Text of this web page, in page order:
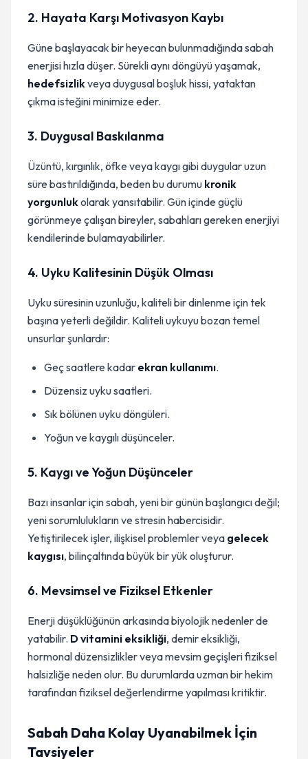
2. Hayata Karşı Motivasyon Kaybı
Güne başlayacak bir heyecan bulunmadığında sabah
enerjisi hızla düşer. Sürekli aynı döngüyü yaşamak,
hedefsizlikveya duygusal boşluk hissi, yataktan
çıkma isteğini minimize eder.
3. Duygusal Baskılanma
Üzüntü, kırgınlık, öfke veya kaygı gibi duygular uzun
süre bastırıldığında, beden bu durumu kronik
yorgunlukolarak yansıtabilir. Gün içinde güçlü
görünmeye çalışan bireyler, sabahları gereken enerjiyi
kendilerinde bulamayabilirler.
4. Uyku Kalitesinin Düşük Olması
Uyku süresinin uzunluğu, kaliteli bir dinlenme için tek
başına yeterli değildir. Kaliteli uykuyu bozan temel
unsurlar şunlardır:
Geç saatlere kadar ekran kullanımı.
Düzensiz uyku saatleri.
Sık bölünen uyku döngüleri.
Yoğun ve kaygılı düşünceler.
5. Kaygı ve Yoğun Düşünceler
Bazı insanlar için sabah, yeni bir günün başlangıcı değil;
yeni sorumlulukların ve stresin habercisidir.
Yetiştirilecek işler, ilişkisel problemler veya gelecek
kaygısı, bilinçaltında büyük bir yük oluşturur.
6. Mevsimsel ve Fiziksel Etkenler
Enerji düşüklüğünün arkasında biyolojik nedenler de
yatabilir. D vitamini eksikliği, demir eksikliği,
hormonal düzensizlikler veya mevsim geçişleri fiziksel
halsizliğe neden olur. Bu durumlarda uzman bir hekim
tarafından fiziksel değerlendirme yapılması kritiktir.
Sabah Daha Kolay Uyanabilmek İçin
Tavsiyeler